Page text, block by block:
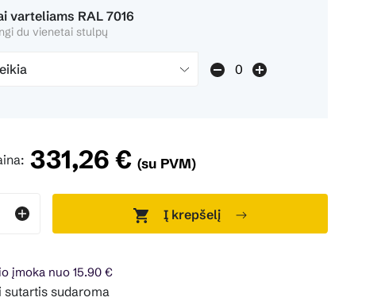
varteliams RAL 7016
du vienetai stulpų
331,26 €(su PVM)
Į krepšelį
įmoka nuo 15.90 €
24 mėn. terminui, metinė palūkanų norma – 0%,